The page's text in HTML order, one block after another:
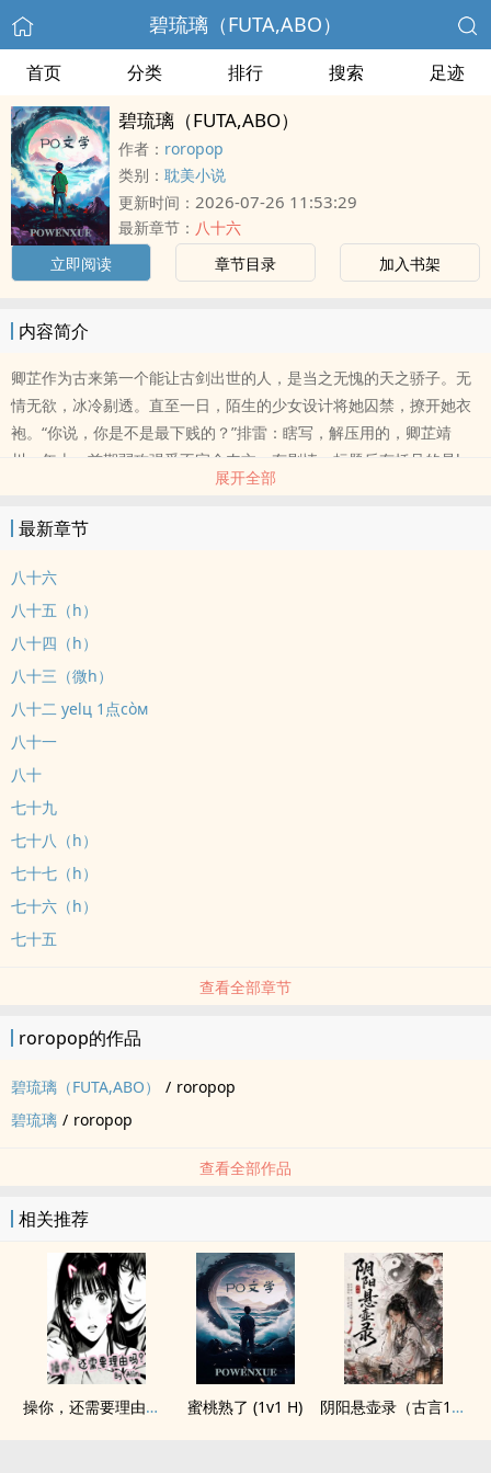
碧琉璃（FUTA,ABO）
首页 分类 排行 搜索 足迹
碧琉璃（FUTA,ABO）
作者： roropop
类别： 耽美小说
更新时间： 2026-07-26 11:53:29
最新章节： 八十六
立即阅读
章节目录 加入书架
内容简介
卿芷作为古来第一个能让古剑出世的人，是当之无愧的天之骄子。无
情无欲，冰冷剔透。直至一日，陌生的少女设计将她囚禁，撩开她衣
袍。“你说，你是不是最下贱的？”排雷：瞎写，解压用的，卿芷靖
川，年上，前期弱攻强受不完全肉文，有剧情，标题后有括号的是h
章受非洁，存在与其他人（AO都有，都女的）的身体关系和多p情
节，有ntr。攻守攻德(重点！！！）感情上始终1v1设定女A没有阴
囊，有b，所以会有受一边骑一边扣（重点！）总结：狗血且淫乱能
接受再看
展开全部
最新章节
八十六
八十五（h）
八十四（h）
八十三（微h）
八十二 уelц 1点còм
八十一
八十
七十九
七十八（h）
七十七（h）
七十六（h）
七十五
查看全部章节
roropop的作品
碧琉璃（FUTA,ABO） / roropop
碧琉璃 / roropop
查看全部作品
相关推荐
操你，还需要理由吗？(校园H) 蜜桃熟了 (1v1 H) 阴阳悬壶录（古言1v1H）